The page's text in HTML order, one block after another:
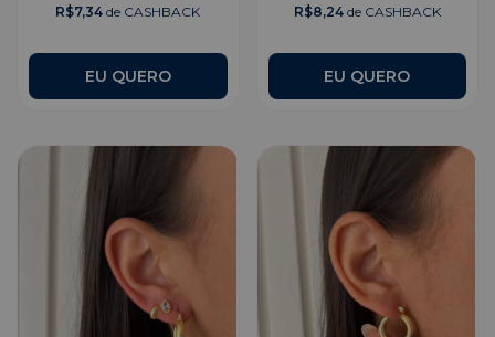
R$7,34 de CASHBACK
R$8,24de CASHBACK